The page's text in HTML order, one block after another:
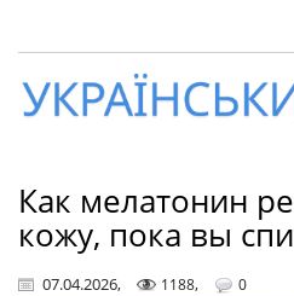
Український
вісник
Как мелатонин
кожу, пока вы
07.04.2026, 1188, 0